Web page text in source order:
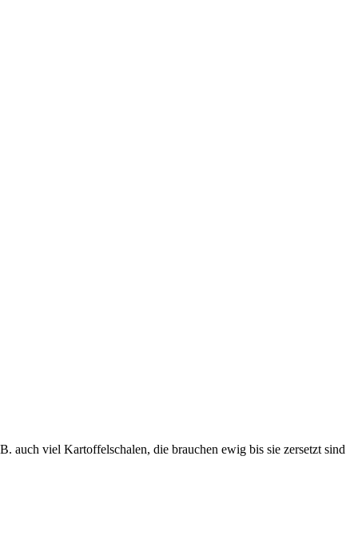
auch viel Kartoffelschalen, die brauchen ewig bis sie zersetzt sind